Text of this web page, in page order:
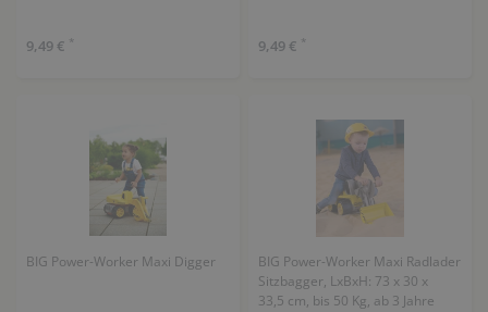
9,49 € * 9,49 € *
BIG Power-Worker Maxi Digger
BIG Power-Worker Maxi Radlader
Sitzbagger, LxBxH: 73 x 30 x
33,5 cm, bis 50 Kg, ab 3 Jahre